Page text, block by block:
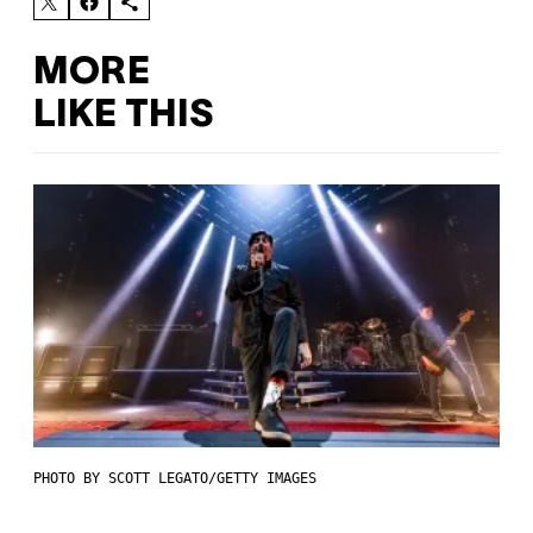
MORE
LIKE THIS
PHOTO BY SCOTT LEGATO/GETTY IMAGES